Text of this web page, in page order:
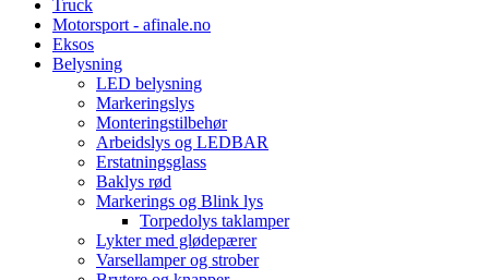
Truck
Motorsport - afinale.no
Eksos
Belysning
LED belysning
Markeringslys
Monteringstilbehør
Arbeidslys og LEDBAR
Erstatningsglass
Baklys rød
Markerings og Blink lys
Torpedolys taklamper
Lykter med glødepærer
Varsellamper og strober